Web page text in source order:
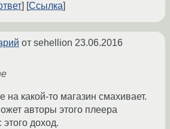
Ссылка
от sehellion 23.06.2016
на какой-то магазин смахивает.
авторы этого плеера
этого доход.